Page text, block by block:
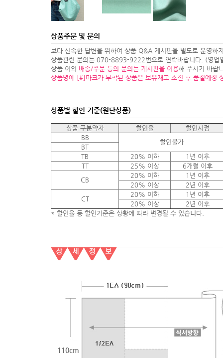
상품주문 및 문의
보다 신속한 답변을 위하여 상품 Q&A 게시판을 별도로 운영하
상품관련 문의는 070-8893-9222번으로 연락바랍니다. (영
상품 이외 배송/주문 등의 문의는 게시판을 이용해 주시기 바랍
상품명에 [#]마크가 부착된 상품은 보유재고 소진 후 품절예정
상품별 할인 기준(원단상품)
상품 구분약자 할인율
할인시점
BB
할인불가
BT
TB
20% 이하
1년 이후
TT
25% 이상
6개월 이후
CB
20% 이하
1년 이후
20% 이상
2년 이후
CT
20% 이하
1년 이후
20% 이상
2년 이후
* 할인율 등 할인기준은 상황에 따라 변경될 수 있습니다.
110cm